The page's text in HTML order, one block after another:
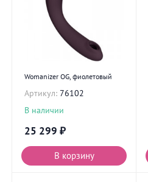
Womanizer OG, фиолетовый
Артикул: 76102
В наличии
25 299 ₽
В корзину